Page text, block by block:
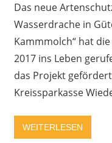
Das neue
Wasserdrache in
Kammmolch“ hat
2017 ins Leben
das Projekt
Kreissparkasse
WEITERLESEN